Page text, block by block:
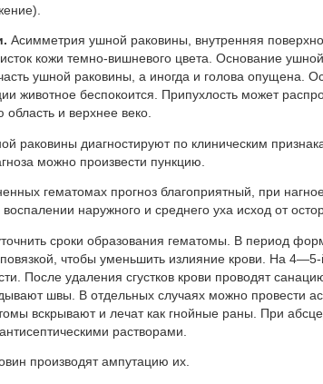
Асимметрия ушной раковины, внут­ренняя
кожи темно-вишневого цвета. Основа­ние
ушной раковины, а иногда и голова опущена.
животное беспокоится. Припухлость может
и верхнее веко.
раковины диагностируют по клини­ческим
можно произвести пункцию.
гематомах прогноз благоприят­ный, при
наружного и среднего уха исход от
сроки образования гематомы. В период
чтобы уменьшить излияние крови. На
После удаления сгустков крови проводят
швы. В отдельных случаях можно провести
вскрывают и лечат как гнойные раны. При
растворами.
производят ампутацию их.